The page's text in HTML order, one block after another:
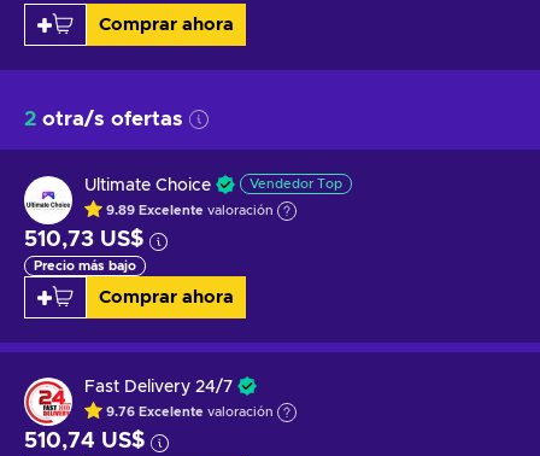
Comprar ahora
2 otra/s ofertas
Ultimate Choice Vendedor Top
9.89 Excelente valoración
510,73 US$
Precio más bajo
Comprar ahora
Fast Delivery 24/7
9.76 Excelente valoración
510,74 US$